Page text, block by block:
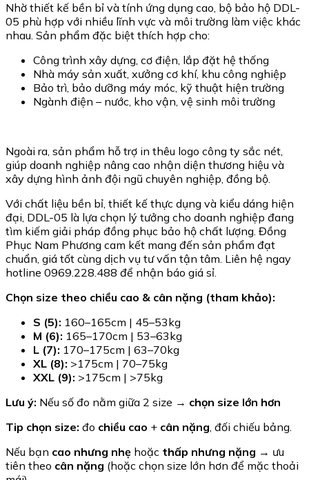
Nhờ thiết kế bền bỉ và tính ứng dụng cao, bộ bảo hộ DDL-
05 phù hợp với nhiều lĩnh vực và môi trường làm việc khác
nhau. Sản phẩm đặc biệt thích hợp cho:
Công trình xây dựng, cơ điện, lắp đặt hệ thống
Nhà máy sản xuất, xưởng cơ khí, khu công nghiệp
Bảo trì, bảo dưỡng máy móc, kỹ thuật hiện trường
Ngành điện – nước, kho vận, vệ sinh môi trường
Ngoài ra, sản phẩm hỗ trợ in thêu logo công ty sắc nét,
giúp doanh nghiệp nâng cao nhận diện thương hiệu và
xây dựng hình ảnh đội ngũ chuyên nghiệp, đồng bộ.
Với chất liệu bền bỉ, thiết kế thực dụng và kiểu dáng hiện
đại, DDL-05 là lựa chọn lý tưởng cho doanh nghiệp đang
tìm kiếm giải pháp đồng phục bảo hộ chất lượng. Đồng
Phục Nam Phương cam kết mang đến sản phẩm đạt
chuẩn, giá tốt cùng dịch vụ tư vấn tận tâm. Liên hệ ngay
hotline 0969.228.488 để nhận báo giá sỉ.
Chọn size theo chiều cao & cân nặng (tham khảo):
S (5): 160–165cm | 45–53kg
M (6): 165–170cm | 53–63kg
L (7): 170–175cm | 63–70kg
XL (8): >175cm | 70–75kg
XXL (9): >175cm | >75kg
Lưu ý: Nếu số đo nằm giữa 2 size → chọn size lớn hơn
Tip chọn size: đo chiều cao + cân nặng, đối chiếu bảng.
Nếu bạn cao nhưng nhẹ hoặc thấp nhưng nặng → ưu
tiên theo cân nặng (hoặc chọn size lớn hơn để mặc thoải